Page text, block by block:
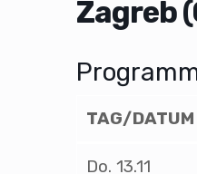
Zagreb
TAG/DATUM
Do. 13.11